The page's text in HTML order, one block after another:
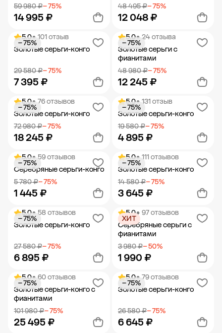
59 980 ₽− 75%
14 995 ₽
Добавить в корзину
48 495 ₽− 75%
12 048 ₽
Добавить в корзину
5.0• 101 отзыв
Золотые серьги-конго
29 580 ₽− 75%
7 395 ₽
− 75%
Добавить в корзину
5.0• 24 отзыва
Золотые серьги с
фианитами
48 980 ₽− 75%
12 245 ₽
− 75%
Добавить в корзину
5.0• 76 отзывов
Золотые серьги-конго
72 980 ₽− 75%
18 245 ₽
− 75%
Добавить в корзину
5.0• 131 отзыв
Золотые серьги-конго
19 580 ₽− 75%
4 895 ₽
− 75%
Добавить в корзину
5.0• 59 отзывов
Серебряные серьги-конго
5 780 ₽− 75%
1 445 ₽
− 75%
Добавить в корзину
5.0• 111 отзывов
Золотые серьги-конго
14 580 ₽− 75%
3 645 ₽
− 75%
Добавить в корзину
5.0• 58 отзывов
Золотые серьги-конго
27 580 ₽− 75%
6 895 ₽
− 75%
Добавить в корзину
5.0• 97 отзывов
Серебряные серьги с
фианитами
3 980 ₽− 50%
1 990 ₽
ХИТ
Добавить в корзину
5.0• 60 отзывов
Золотые серьги-конго с
фианитами
101 980 ₽− 75%
25 495 ₽
− 75%
5.0• 79 отзывов
Золотые серьги-конго
26 580 ₽− 75%
6 645 ₽
− 75%